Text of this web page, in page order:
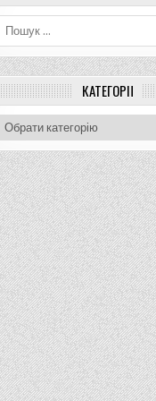
КАТЕГОРІЇ
Категорії